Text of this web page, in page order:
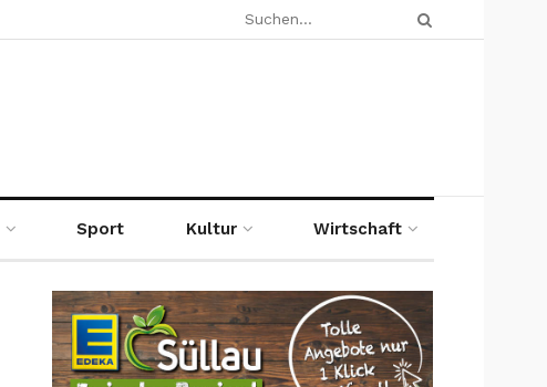
Sport Kultur Wirtschaft